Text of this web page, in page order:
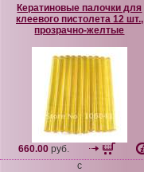
Кератиновые палочки для
клеевого пистолета 12 шт.,
прозрачно-желтые
660.00 руб.
c